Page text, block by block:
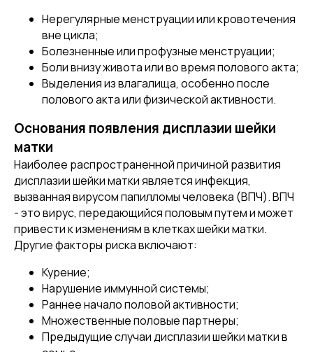
Нерегулярные менструации или кровотечения
вне цикла;
Болезненные или профузные менструации;
Боли внизу живота или во время полового акта;
Выделения из влагалища, особенно после
полового акта или физической активности.
Основания появления дисплазии шейки
матки
Наиболее распространенной причиной развития
дисплазии шейки матки является инфекция,
вызванная вирусом папилломы человека (ВПЧ). ВПЧ
- это вирус, передающийся половым путем и может
привести к изменениям в клетках шейки матки.
Другие факторы риска включают:
Курение;
Нарушение иммунной системы;
Раннее начало половой активности;
Множественные половые партнеры;
Предыдущие случаи дисплазии шейки матки в